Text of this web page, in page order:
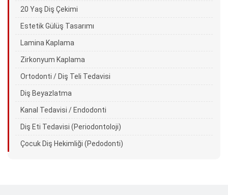
20 Yaş Diş Çekimi
Estetik Gülüş Tasarımı
Lamina Kaplama
Zirkonyum Kaplama
Ortodonti / Diş Teli Tedavisi
Diş Beyazlatma
Kanal Tedavisi / Endodonti
Diş Eti Tedavisi (Periodontoloji)
Çocuk Diş Hekimliği (Pedodonti)